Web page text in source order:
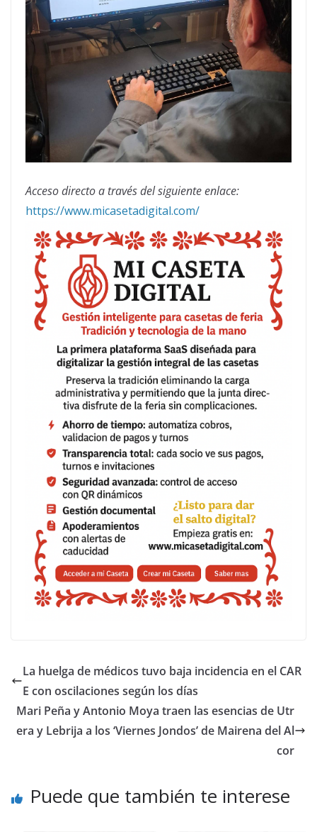
Acceso directo a través del siguiente enlace:
https://www.micasetadigital.com/
La huelga de médicos tuvo baja incidencia en el CAR
E con oscilaciones según los días
Mari Peña y Antonio Moya traen las esencias de Utr
era y Lebrija a los ‘Viernes Jondos’ de Mairena del Al
cor
Puede que también te interese